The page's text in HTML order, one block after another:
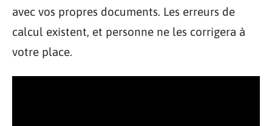
avec vos propres documents. Les erreurs de
calcul existent, et personne ne les corrigera à
votre place.